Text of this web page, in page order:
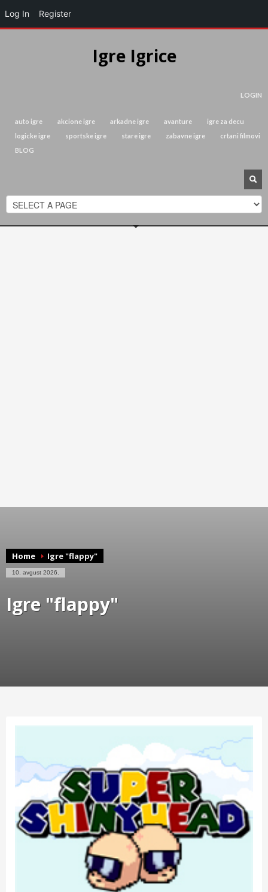
Igre Igrice
LOGIN
auto igre akcione igre arkadne igre avanture
igre za decu
logicke igre
sportske igre stare igre zabavne igre
crtani filmovi
BLOG
Home Igre "flappy"
10. avgust 2026.
Igre "flappy"
Log In Register